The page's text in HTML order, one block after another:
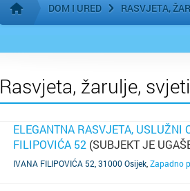
Početna stranica
DOM I URED RASVJETA,
Rasvjeta, žarulje,
ELEGANTNA RASVJETA, USLUŽNI
FILIPOVIĆA 52 (SUBJEKT JE
IVANA FILIPOVIĆA 52, 31000 Osijek Zapadno